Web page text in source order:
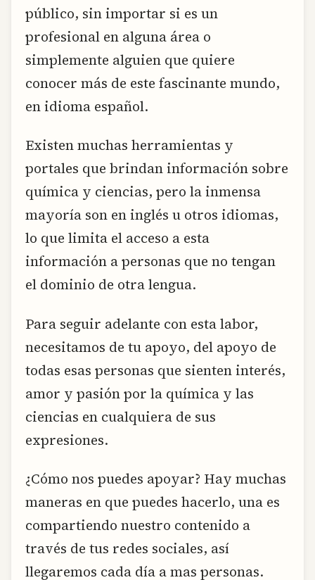
público, sin importar si es un
profesional en alguna área o
simplemente alguien que quiere
conocer más de este fascinante mundo,
en idioma español.
Existen muchas herramientas y
portales que brindan información sobre
química y ciencias, pero la inmensa
mayoría son en inglés u otros idiomas,
lo que limita el acceso a esta
información a personas que no tengan
el dominio de otra lengua.
Para seguir adelante con esta labor,
necesitamos de tu apoyo, del apoyo de
todas esas personas que sienten interés,
amor y pasión por la química y las
ciencias en cualquiera de sus
expresiones.
¿Cómo nos puedes apoyar? Hay muchas
maneras en que puedes hacerlo, una es
compartiendo nuestro contenido a
través de tus redes sociales, así
llegaremos cada día a mas personas.